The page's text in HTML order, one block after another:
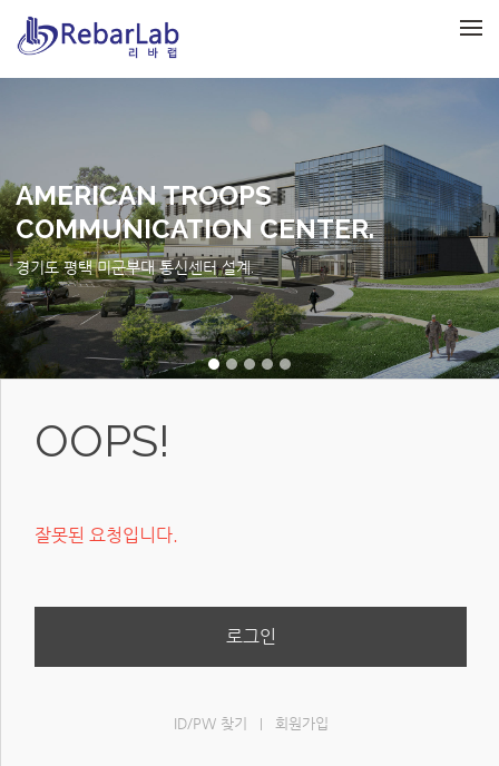
AMERICAN TROOPS
COMMUNICATION CENTER.
경기도 평택 미군부대 통신센터 설계.
OOPS!
잘못된 요청입니다.
로그인
ID/PW 찾기 회원가입